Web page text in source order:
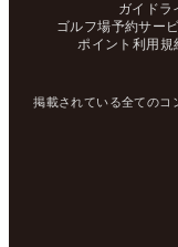
ガイドラ
ゴルフ場予約サー
ポイント利用規
掲載されている全てのコ